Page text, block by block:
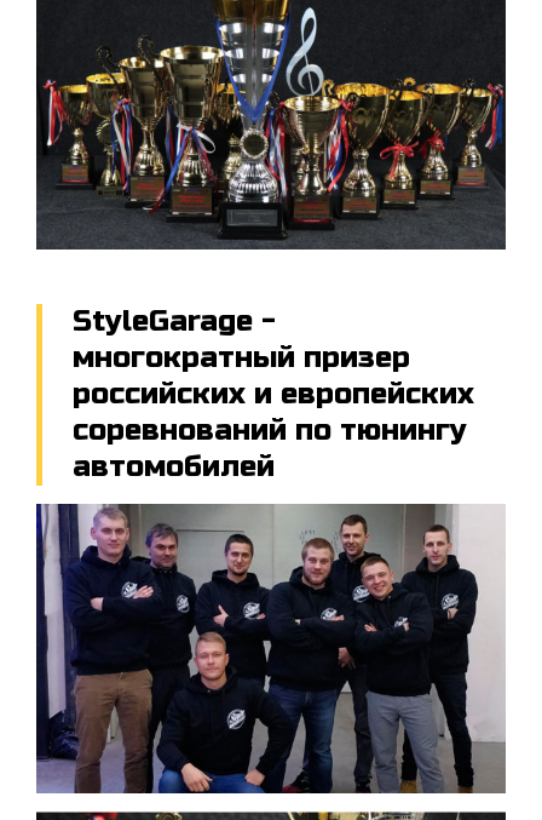
StyleGarage -
многократный призер
российских и европейских
соревнований по тюнингу
автомобилей